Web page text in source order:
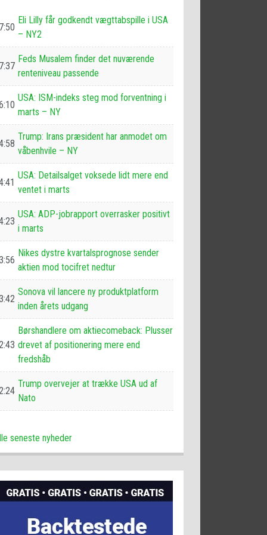
Eli Lilly får godkendt vægttabspille i USA
– NY2
Feds Musalem finder det nuværende
renteniveau passende
USA: ISM-indeks steg mod forventning i
marts – NY
Trump: Irans præsident har anmodet om
våbenhvile – NY
USA: Detailsalget voksede lidt mere end
ventet i marts
USA: ADP-jobrapport overrasker positivt
i marts
Nikes dystre kvartalsprognose sender
aktien mod tocifret nedtur
Sonova vil lancere ny produktplatform
inden årets udgang
Børshandlere om aktiecomeback: Plusser
drevet af positionering mere end
fredshåb
Trump overvejer at trække USA ud af
Nato
seneste nyheder